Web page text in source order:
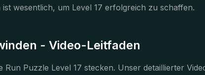
wesentlich, um Level 17 erfolgreich zu schaffen.
- Video-Leitfaden
Puzzle Level 17 stecken. Unser detaillierter